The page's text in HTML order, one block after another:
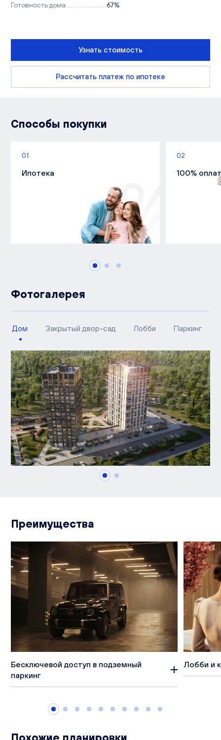
Готовность дома
67%
Узнать стоимость
Рассчитать платеж по ипотеке
Способы покупки
01
Ипотека
02
100%
Фотогалерея
Дом Закрытый двор-сад Лобби Паркинг
Преимущества
Бесключевой доступ в подземный
паркинг
Лобби и